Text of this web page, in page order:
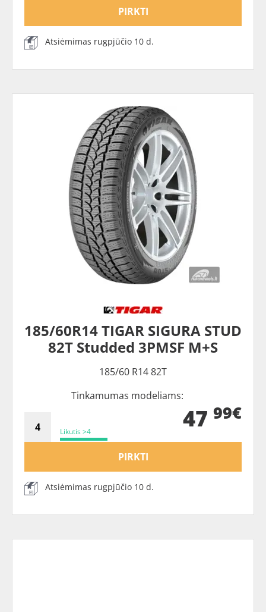
PIRKTI
Atsiėmimas rugpjūčio 10 d.
185/60R14 TIGAR SIGURA STUD
82T Studded 3PMSF M+S
185/60 R14 82T
Tinkamumas modeliams:
Likutis >4 47 99€
PIRKTI
Atsiėmimas rugpjūčio 10 d.